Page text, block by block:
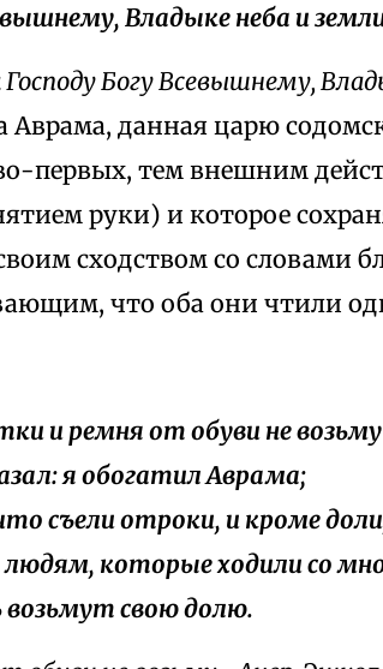
Владыке неба и
Богу Всевышнему,
Аврама, данная царю
первых, тем внешним
руки) и которое
сходством со словами
что оба они чтили
и ремня от обуви не возьму
я обогатил Аврама;
съели отроки, и кроме
которые ходили со
свою долю.